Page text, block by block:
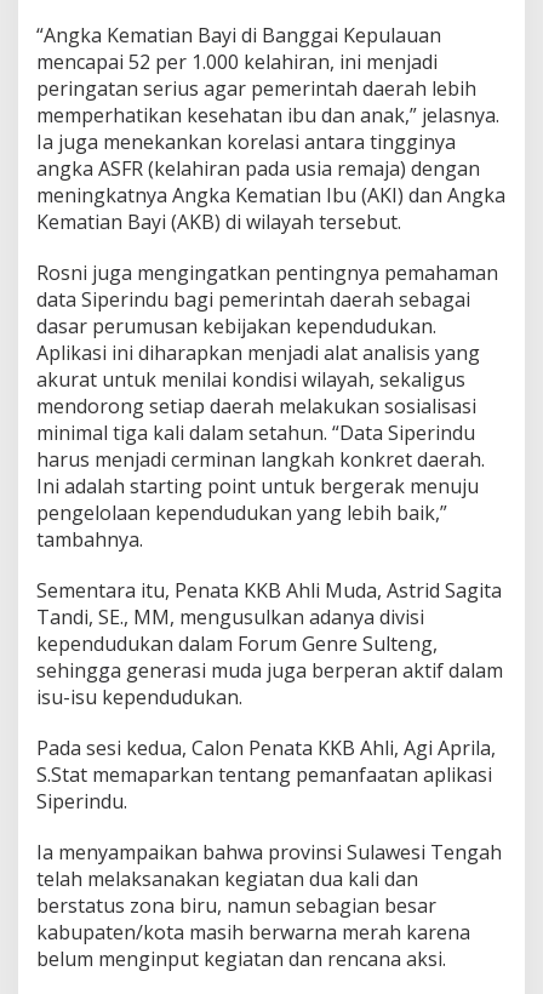
e
n
g
“Angka Kematian Bayi di Banggai Kepulauan
mencapai 52 per 1.000 kelahiran, ini menjadi
peringatan serius agar pemerintah daerah lebih
memperhatikan kesehatan ibu dan anak,” jelasnya.
Ia juga menekankan korelasi antara tingginya
angka ASFR (kelahiran pada usia remaja) dengan
meningkatnya Angka Kematian Ibu (AKI) dan Angka
Kematian Bayi (AKB) di wilayah tersebut.
Rosni juga mengingatkan pentingnya pemahaman
data Siperindu bagi pemerintah daerah sebagai
dasar perumusan kebijakan kependudukan.
Aplikasi ini diharapkan menjadi alat analisis yang
akurat untuk menilai kondisi wilayah, sekaligus
mendorong setiap daerah melakukan sosialisasi
minimal tiga kali dalam setahun. “Data Siperindu
harus menjadi cerminan langkah konkret daerah.
Ini adalah starting point untuk bergerak menuju
pengelolaan kependudukan yang lebih baik,”
tambahnya.
Sementara itu, Penata KKB Ahli Muda, Astrid Sagita
Tandi, SE., MM, mengusulkan adanya divisi
kependudukan dalam Forum Genre Sulteng,
sehingga generasi muda juga berperan aktif dalam
isu-isu kependudukan.
Pada sesi kedua, Calon Penata KKB Ahli, Agi Aprila,
S.Stat memaparkan tentang pemanfaatan aplikasi
Siperindu.
Ia menyampaikan bahwa provinsi Sulawesi Tengah
telah melaksanakan kegiatan dua kali dan
berstatus zona biru, namun sebagian besar
kabupaten/kota masih berwarna merah karena
belum menginput kegiatan dan rencana aksi.